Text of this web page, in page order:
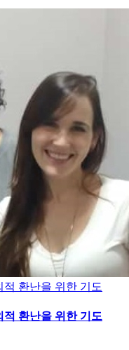
적 환난을 위한 기도
적 환난을 위한 기도